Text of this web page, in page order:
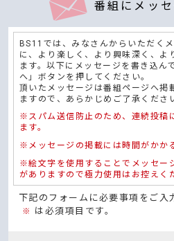
番組にメッ
BS11では、みなさんからいただく
に、より楽しく、より興味深く、よ
ます。以下にメッセージを書き込ん
へ」ボタンを押してください。
頂いたメッセージは番組ページへ掲
ますので、あらかじめご了承くださ
※スパム送信防止のため、連続投稿
ます。
※メッセージの掲載には時間がかか
※絵文字を使用することでメッセー
がありますので極力使用はお控えく
下記のフォームに必要事項をご入
※ は必須項目です。